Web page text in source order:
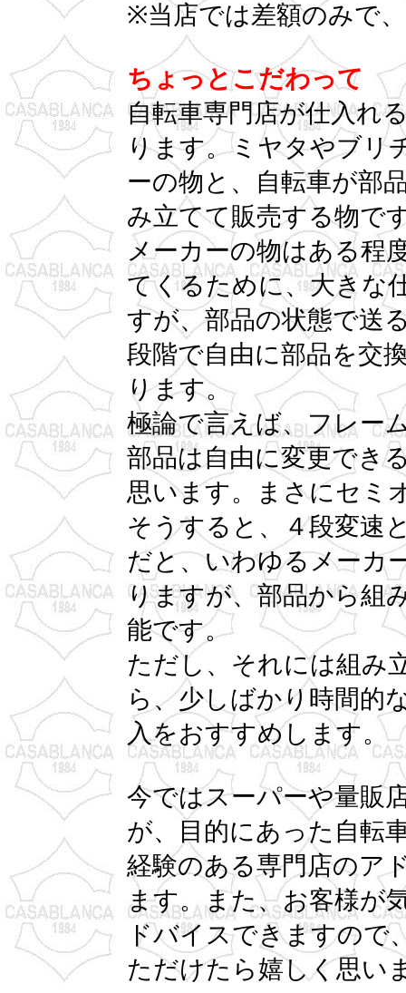
※当店では差額のみで
ちょっとこだわって
自転車専門店が仕入れ
ります。ミヤタやブリ
ーの物と、自転車が部
み立てて販売する物で
メーカーの物はある程
てくるために、大きな
すが、部品の状態で送
段階で自由に部品を交
ります。
極論で言えば、フレー
部品は自由に変更でき
思います。まさにセミ
そうすると、４段変速
だと、いわゆるメーカ
りますが、部品から組
能です。
ただし、それには組み
ら、少しばかり時間的
入をおすすめします。
今ではスーパーや量販
が、目的にあった自転
経験のある専門店のア
ます。また、お客様が
ドバイスできますので
ただけたら嬉しく思い